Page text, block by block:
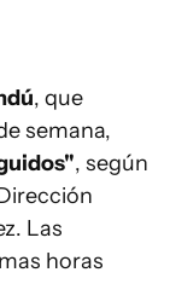
, que
semana,
, según
Las
horas